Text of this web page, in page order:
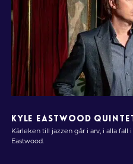
KYLE EASTWOOD
Kärleken till jazzen går i arv, i alla fall
Eastwood.